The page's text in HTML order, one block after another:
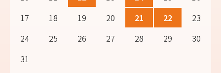
17
18 19 20 21 22
23
24
25 26 27 28 29
30
31